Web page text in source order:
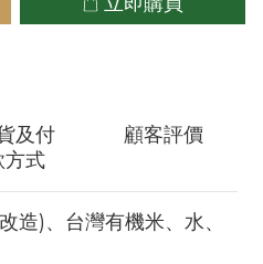
及付
方式
顧客評價
造)、台灣有機米、水、